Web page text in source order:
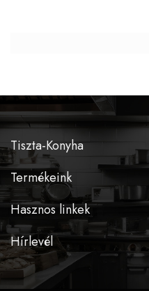
Tiszta-Konyha
Termékeink
Hasznos linkek
Hírlevél